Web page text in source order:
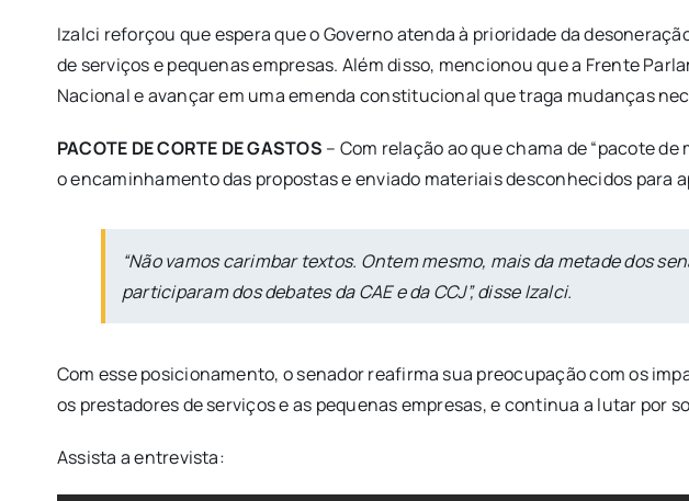
Izalci reforçou que espera que o Governo atenda à prioridade da
de serviços e pequenas empresas. Além disso, mencionou que a Frente
Nacional e avançar em uma emenda constitucional que traga mudanças
PACOTE DE CORTE DE GASTOS – Com relação ao que chama de “pacote
o encaminhamento das propostas e enviado materiais desconhecidos para
“Não vamos carimbar textos. Ontem mesmo, mais da metade dos
participaram dos debates da CAE e da CCJ”, disse Izalci.
Com esse posicionamento, o senador reafirma sua preocupação com os
os prestadores de serviços e as pequenas empresas, e continua a lutar por
Assista a entrevista: